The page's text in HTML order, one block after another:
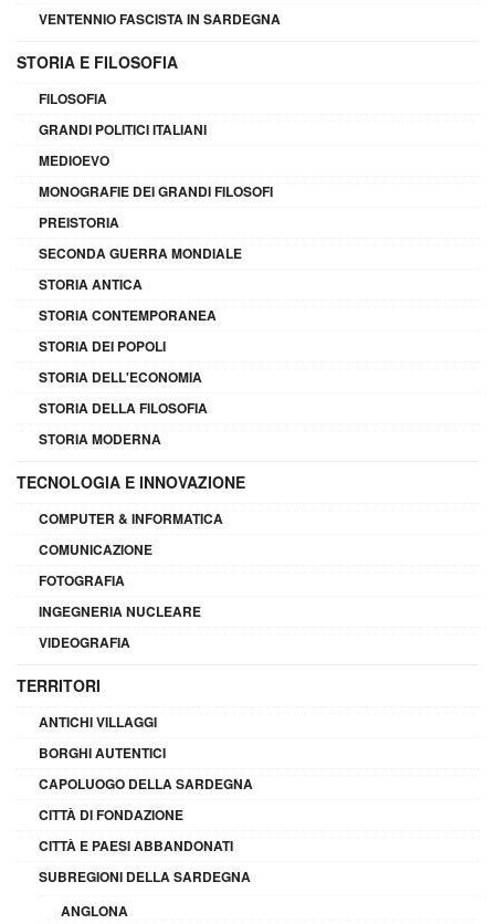
VENTENNIO FASCISTA IN SARDEGNA
STORIA E FILOSOFIA
FILOSOFIA
GRANDI POLITICI ITALIANI
MEDIOEVO
MONOGRAFIE DEI GRANDI FILOSOFI
PREISTORIA
SECONDA GUERRA MONDIALE
STORIA ANTICA
STORIA CONTEMPORANEA
STORIA DEI POPOLI
STORIA DELL'ECONOMIA
STORIA DELLA FILOSOFIA
STORIA MODERNA
TECNOLOGIA E INNOVAZIONE
COMPUTER & INFORMATICA
COMUNICAZIONE
FOTOGRAFIA
INGEGNERIA NUCLEARE
VIDEOGRAFIA
TERRITORI
ANTICHI VILLAGGI
BORGHI AUTENTICI
CAPOLUOGO DELLA SARDEGNA
CITTÀ DI FONDAZIONE
CITTÀ E PAESI ABBANDONATI
SUBREGIONI DELLA SARDEGNA
ANGLONA